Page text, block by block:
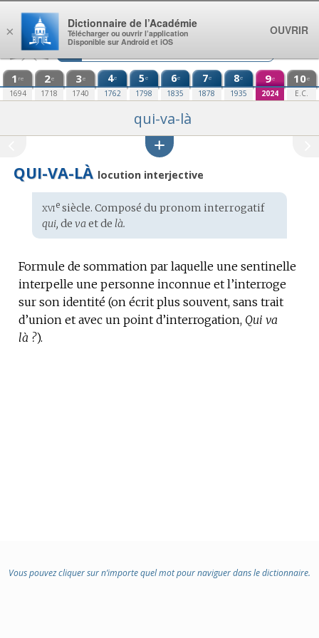
Aller au contenu
1 re
1694
2e
1718
3e
1740
4e
1762
5e
1798
6e
1835
7e
1878
8e
1935
9e
2024
10e
E.C.
qui-va-là
QUI-VA-LÀ locution interjective
Étymologie
:
xviesiècle. Composé du pronom interrogatif
qui, de vaet de là.
Formule de sommation par laquelle une sentinelle
interpelle une personne inconnue et l’interroge
sur son identité (on écrit plus souvent, sans trait
d’union et avec un point d’interrogation, Qui va
là ?).
Vous pouvez cliquer sur n’importe quel mot pour naviguer dans le dictionnaire.
×
Dictionnaire de l’Académie
Télécharger ou ouvrir l’application
Disponible sur Android et iOS
OUVRIR